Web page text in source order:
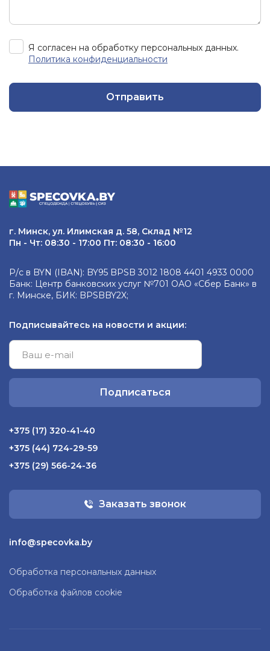
Я согласен на обработку персональных данных.
Политика конфиденциальности
Отправить
г. Минск, ул. Илимская д. 58, Склад №12
Пн - Чт: 08:30 - 17:00 Пт: 08:30 - 16:00
Р/с в BYN (IBAN): BY95 BPSB 3012 1808 4401 4933 0000
Банк: Центр банковских услуг №701 ОАО «Сбер Банк» в
г. Минске, БИК: BPSBBY2X;
Подписывайтесь на новости и акции:
Подписаться
+375 (17) 320-41-40
+375 (44) 724-29-59
+375 (29) 566-24-36
Заказать звонок
info@specovka.by
Обработка персональных данных
Обработка файлов cookie